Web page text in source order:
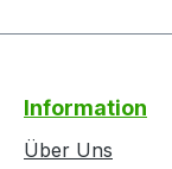
Information
Über Uns